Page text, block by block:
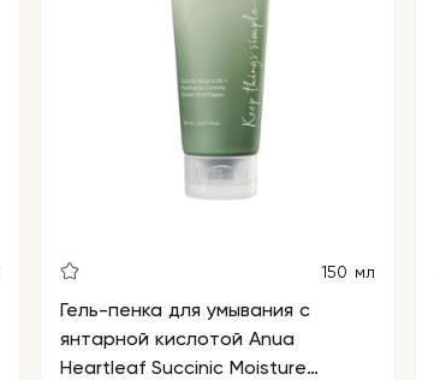
150 мл
Гель-пенка для умывания с
янтарной кислотой Anua
Heartleaf Succinic Moisture